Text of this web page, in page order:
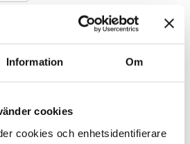
Information Om
cookies
cookies och enhetsidentifierare